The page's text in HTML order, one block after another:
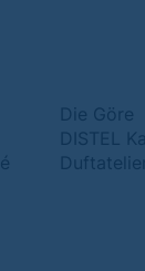
Die Göre
DISTEL